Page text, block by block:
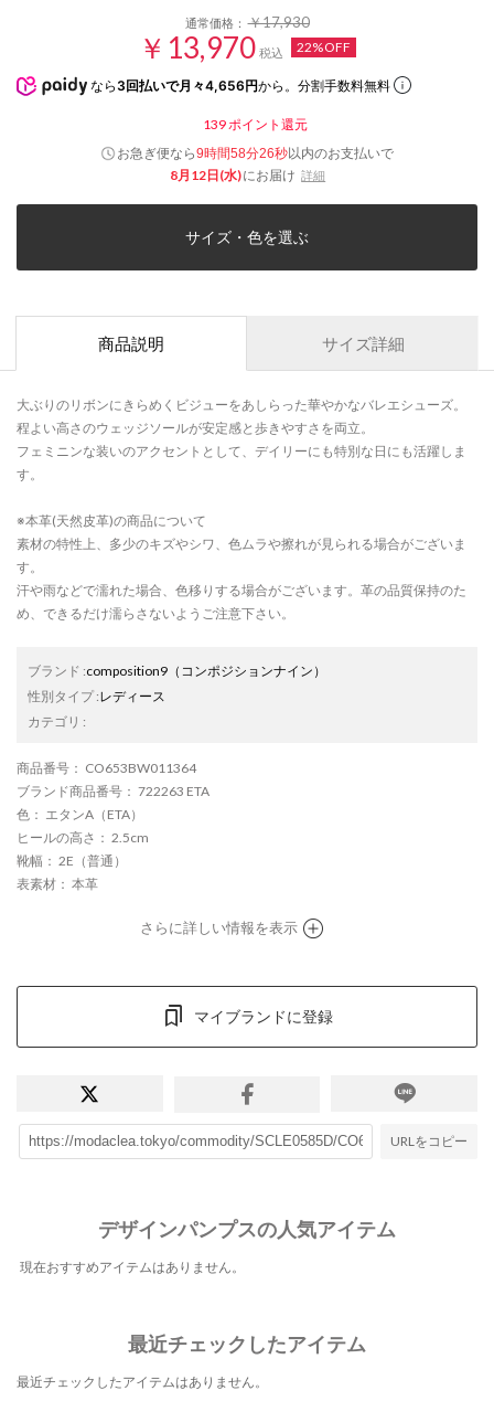
通常価格：￥17,930
￥13,970 税込 22%OFF
なら 3回払いで月々4,656円から。分割手数料無料
139 ポイント還元
お急ぎ便なら9時間58分26秒以内のお支払いで
8月12日(水)にお届け 詳細
サイズ・色を選ぶ
商品説明 サイズ詳細
大ぶりのリボンにきらめくビジューをあしらった華やかなバレエシューズ。
程よい高さのウェッジソールが安定感と歩きやすさを両立。
フェミニンな装いのアクセントとして、デイリーにも特別な日にも活躍しま
す。
※本革(天然皮革)の商品について
素材の特性上、多少のキズやシワ、色ムラや擦れが見られる場合がございま
す。
汗や雨などで濡れた場合、色移りする場合がございます。革の品質保持のた
め、できるだけ濡らさないようご注意下さい。
ブランド :composition9 （コンポジションナイン）
性別タイプ:レディース
カテゴリ :
商品番号 ： CO653BW011364
ブランド商品番号 ： 722263 ETA
色 ： エタンA（ETA）
ヒールの高さ ： 2.5cm
靴幅 ： 2E（普通）
表素材 ： 本革
さらに詳しい情報を表示
マイブランドに登録
URLをコピー
デザインパンプスの人気アイテム
現在おすすめアイテムはありません。
最近チェックしたアイテム
最近チェックしたアイテムはありません。